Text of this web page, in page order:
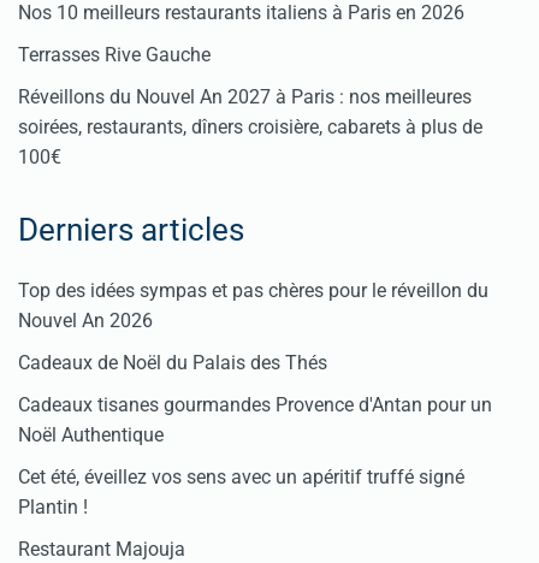
Nos 10 meilleurs restaurants italiens à Paris en 2026
Terrasses Rive Gauche
Réveillons du Nouvel An 2027 à Paris : nos meilleures
soirées, restaurants, dîners croisière, cabarets à plus de
100€
Derniers articles
Top des idées sympas et pas chères pour le réveillon du
Nouvel An 2026
Cadeaux de Noël du Palais des Thés
Cadeaux tisanes gourmandes Provence d'Antan pour un
Noël Authentique
Cet été, éveillez vos sens avec un apéritif truffé signé
Plantin !
Restaurant Majouja